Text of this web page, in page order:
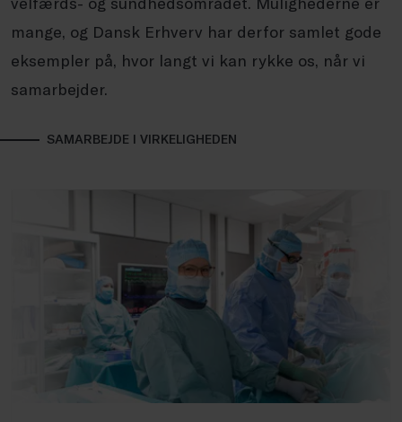
mange, og Dansk Erhverv har derfor samlet gode
eksempler på, hvor langt vi kan rykke os, når vi
samarbejder.
SAMARBEJDE I VIRKELIGHEDEN